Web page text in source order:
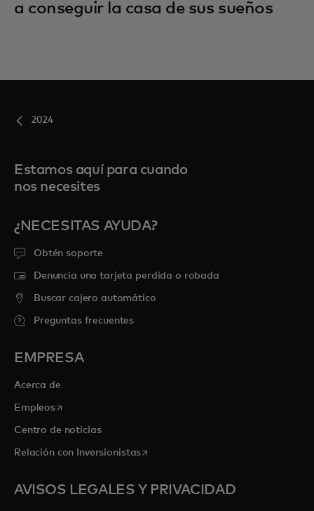
a conseguir la casa de sus sueños
2024
Estamos aquí para cuando
nos necesites
¿NECESITAS AYUDA?
Obtén soporte
Denuncia una tarjeta perdida o robada
Buscar cajero automático
Preguntas frecuentes
EMPRESA
Acerca de
Empleosse abre en una pestaña nueva
Centro de noticias
Relación con Inversionistasse abre en una pestaña nueva
AVISOS LEGALES Y PRIVACIDAD